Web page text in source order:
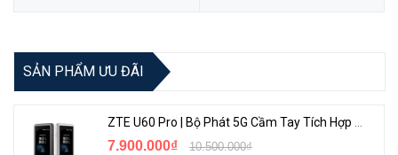
TẠI ĐÂY
SẢN PHẨM ƯU ĐÃI
ZTE U60 Pro | Bộ Phát 5G Cầm Tay Tích Hợp Công Nghệ WiFi 7, Pin 10000mAh
7.900.000₫ 10.500.000₫